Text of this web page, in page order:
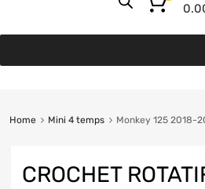
Home Mini 4 temps Monkey 125 2018-
CROCHET